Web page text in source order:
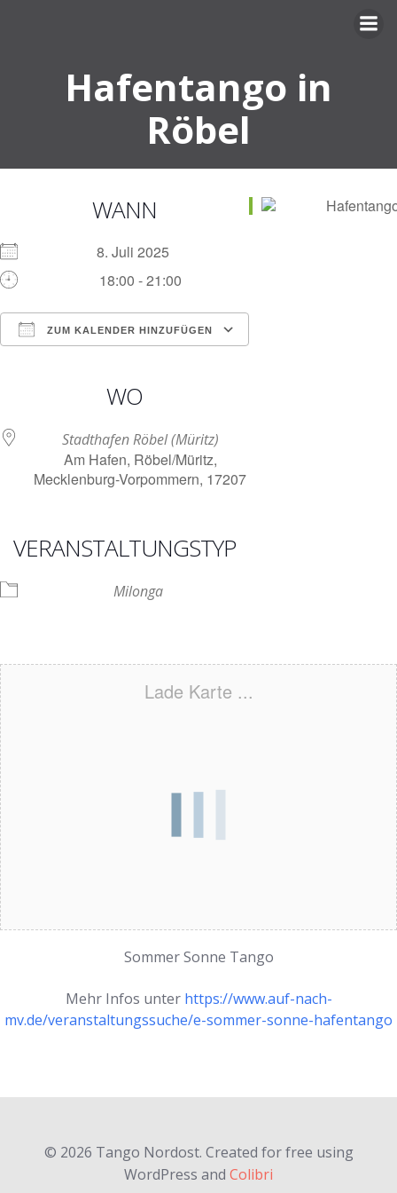
Hafentango in
Röbel
WANN
8. Juli 2025
18:00 - 21:00
ZUM KALENDER HINZUFÜGEN
WO
Stadthafen Röbel (Müritz)
Am Hafen, Röbel/Müritz,
Mecklenburg-Vorpommern, 17207
VERANSTALTUNGSTYP
Milonga
Lade Karte ...
Sommer Sonne Tango
Mehr Infos unter https://www.auf-nach-
mv.de/veranstaltungssuche/e-sommer-sonne-hafentango
© 2026 Tango Nordost. Created for free using
WordPress and Colibri